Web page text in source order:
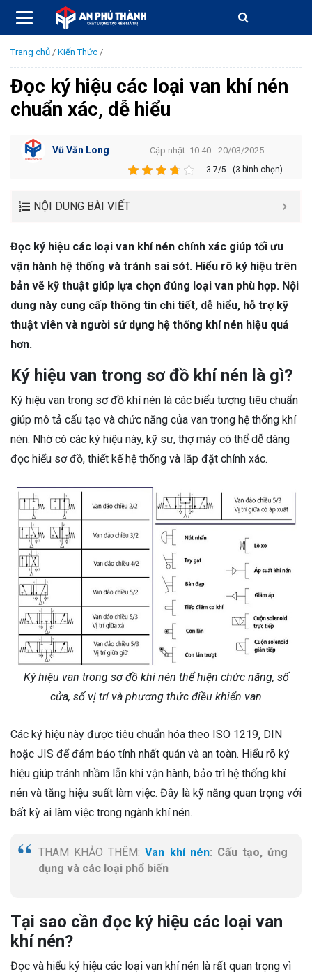
Trang chủ / Kiến Thức /
Đọc ký hiệu các loại van khí nén
chuẩn xác, dễ hiểu
Vũ Văn Long Cập nhật: 10:40 - 20/03/2025
3.7/5 - (3 bình chọn)
NỘI DUNG BÀI VIẾT
Đọc ký hiệu các loại van khí nén chính xác giúp tối ưu
vận hành hệ thống và tránh sai sót. Hiểu rõ ký hiệu trên
bản vẽ kỹ thuật giúp lựa chọn đúng loại van phù hợp. Nội
dung này cung cấp thông tin chi tiết, dễ hiểu, hỗ trợ kỹ
thuật viên và người sử dụng hệ thống khí nén hiệu quả
hơn.
Ký hiệu van trong sơ đồ khí nén là gì?
Ký hiệu van trong sơ đồ khí nén là các biểu tượng tiêu chuẩn
giúp mô tả cấu tạo và chức năng của van trong hệ thống khí
nén. Nhờ có các ký hiệu này, kỹ sư, thợ máy có thể dễ dàng
đọc hiểu sơ đồ, thiết kế hệ thống và lắp đặt chính xác.
Ký hiệu van trong sơ đồ khí nén thể hiện chức năng, số
cửa, số vị trí và phương thức điều khiển van
Các ký hiệu này được tiêu chuẩn hóa theo ISO 1219, DIN
hoặc JIS để đảm bảo tính nhất quán và an toàn. Hiểu rõ ký
hiệu giúp tránh nhầm lẫn khi vận hành, bảo trì hệ thống khí
nén và tăng hiệu suất làm việc. Đây là kỹ năng quan trọng với
bất kỳ ai làm việc trong ngành khí nén.
THAM KHẢO THÊM:Van khí nén: Cấu tạo, ứng
dụng và các loại phổ biến
Tại sao cần đọc ký hiệu các loại van
khí nén?
Đọc và hiểu ký hiệu các loại van khí nén là rất quan trọng vì